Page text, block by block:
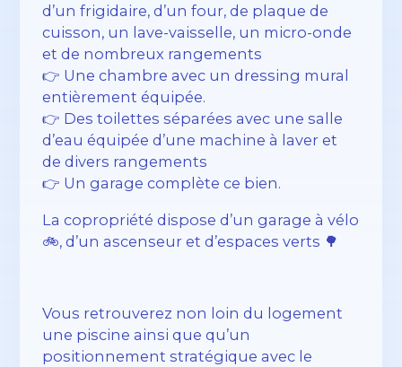
d’un frigidaire, d’un four, de plaque de
cuisson, un lave-vaisselle, un micro-onde
et de nombreux rangements
👉 Une chambre avec un dressing mural
entièrement équipée.
👉 Des toilettes séparées avec une salle
d’eau équipée d’une machine à laver et
de divers rangements
👉 Un garage complète ce bien.
La copropriété dispose d’un garage à vélo
🚲, d’un ascenseur et d’espaces verts 🌳
Vous retrouverez non loin du logement
une piscine ainsi que qu’un
positionnement stratégique avec le